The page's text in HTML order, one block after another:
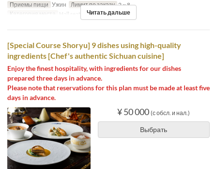
Приемы пищи Ужин Лимит по заказу 2 ~ 8
Категория места
Hall seats Читать дальше
[Special Course Shoryu] 9 dishes using high-quality
ingredients [Chef's authentic Sichuan cuisine]
Enjoy the finest hospitality, with ingredients for our dishes
prepared three days in advance.
Please note that reservations for this plan must be made at least five
days in advance.
¥ 50 000 (с обсл. и нал.)
Выбрать